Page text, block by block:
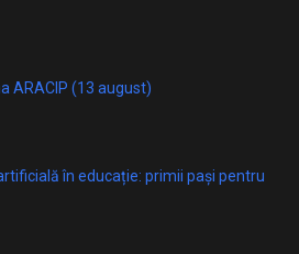
ARACIP (13 august)
în educație: primii pași pentru